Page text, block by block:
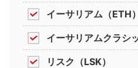
イーサリアム（ETH）
イーサリアムクラシ
リスク（LSK）